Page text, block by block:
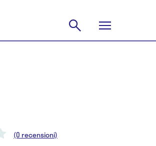
(0 recensioni)